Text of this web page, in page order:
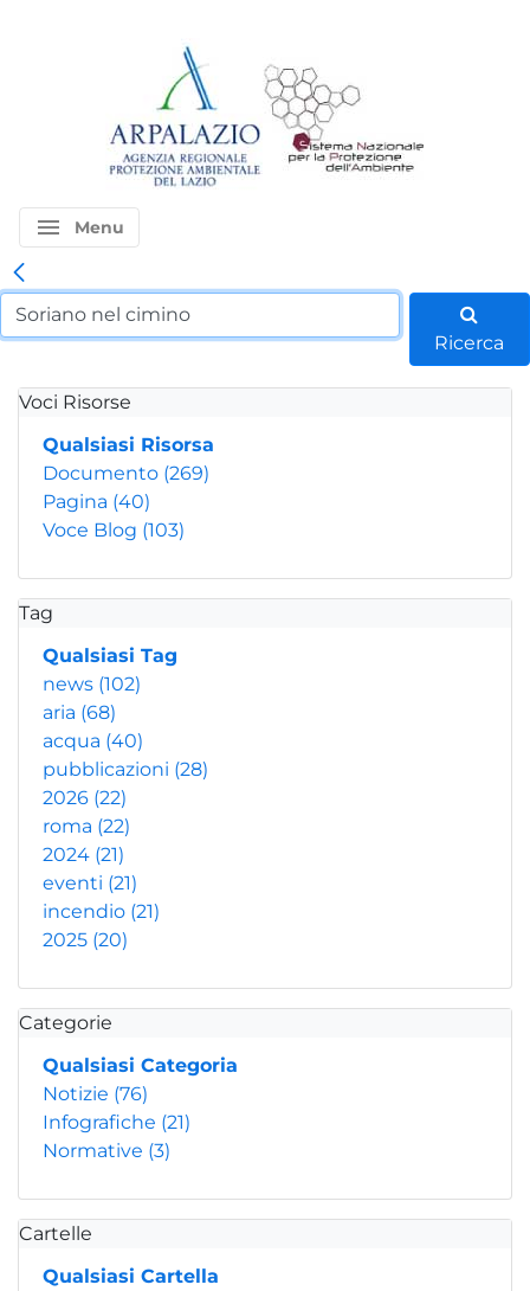
menu Menu
Ricerca
Voci Risorse
Qualsiasi Risorsa
Documento (269)
Pagina (40)
Voce Blog (103)
Tag
Qualsiasi Tag
news (102)
aria (68)
acqua (40)
pubblicazioni (28)
2026 (22)
roma (22)
2024 (21)
eventi (21)
incendio (21)
2025 (20)
Categorie
Qualsiasi Categoria
Notizie (76)
Infografiche (21)
Normative (3)
Cartelle
Qualsiasi Cartella